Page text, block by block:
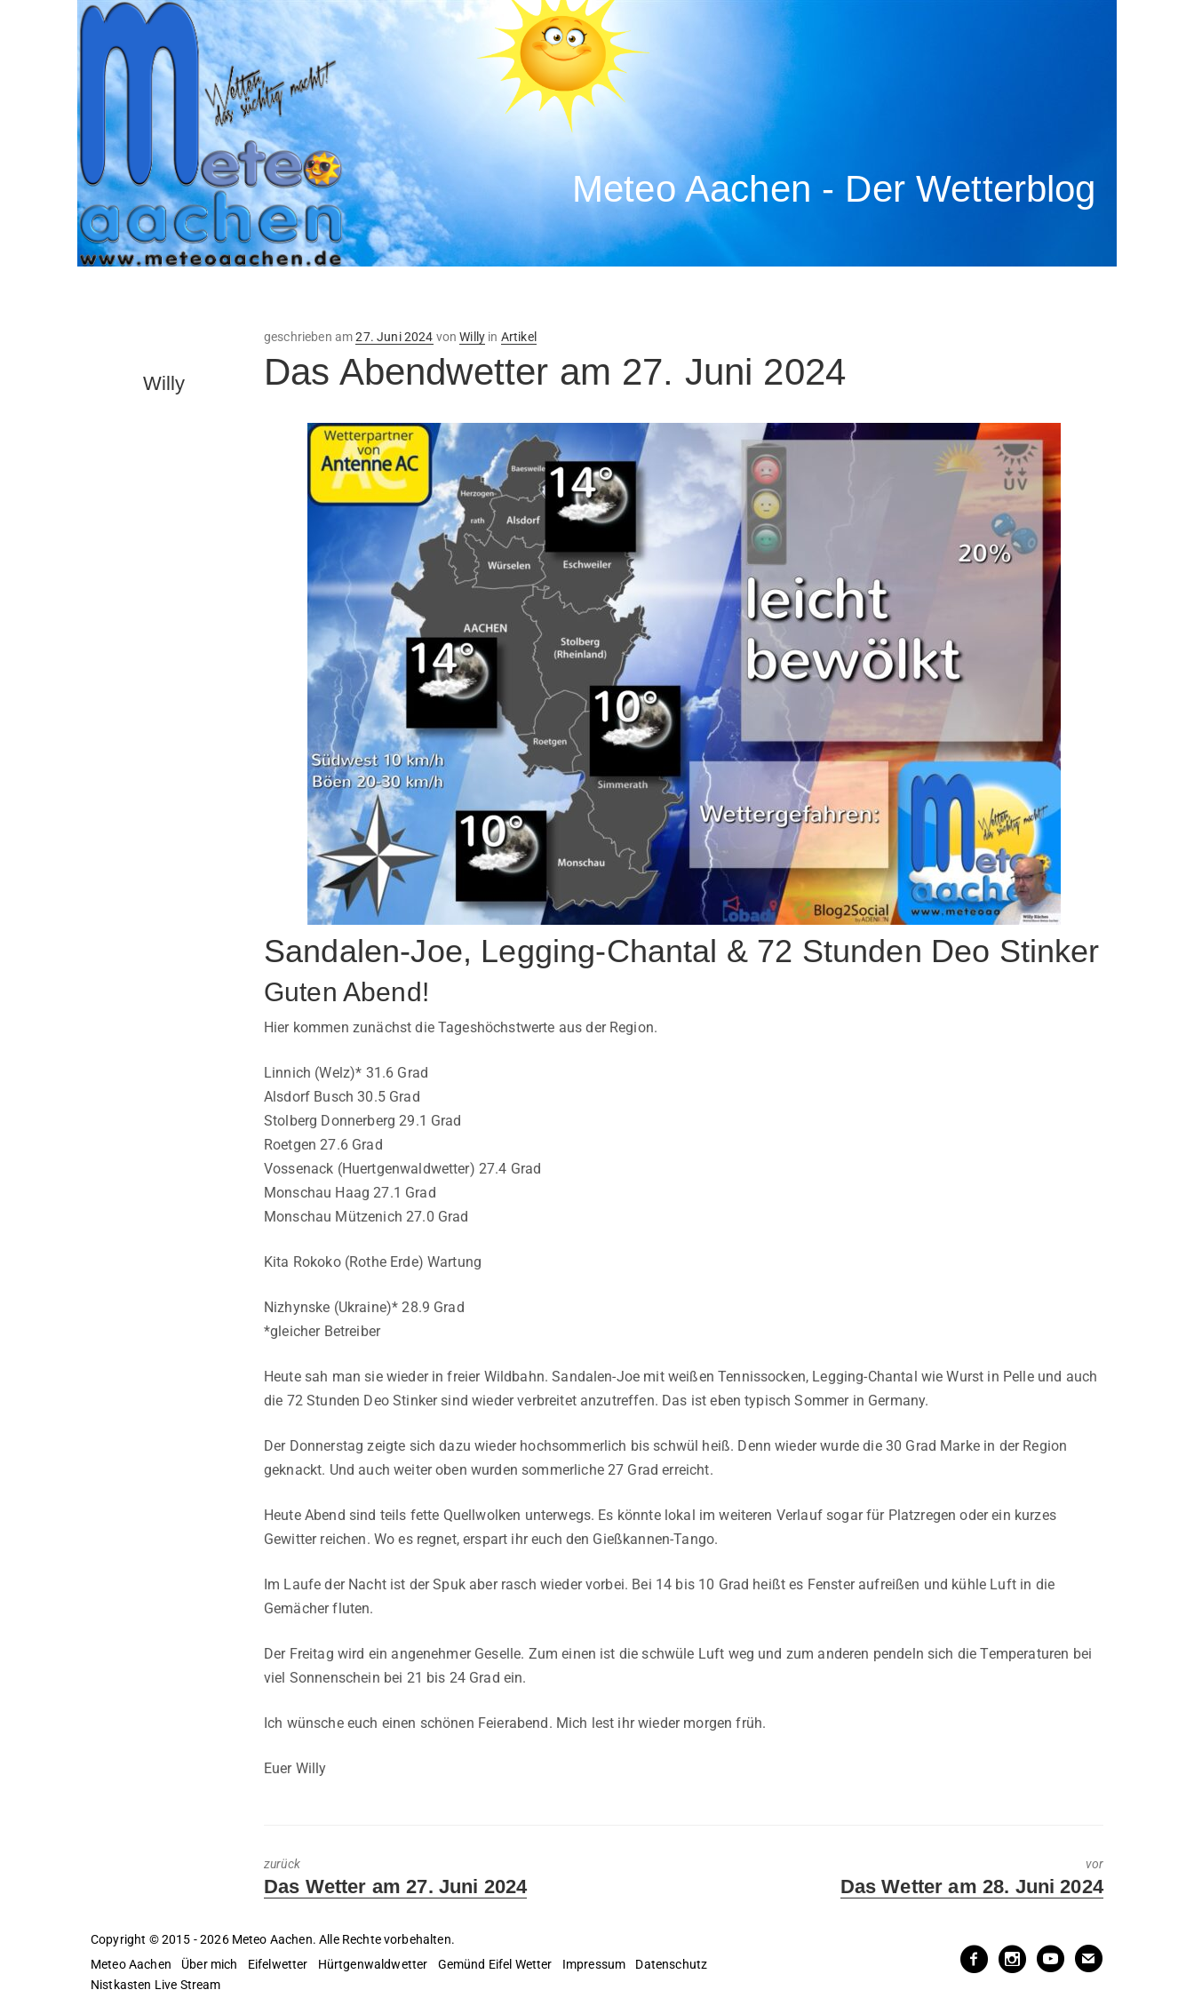
Meteo Aachen - Der Wetterblog
Willy
geschrieben amVeröffentlicht
am
27. Juni 2024 vonWilly in Artikel
Das Abendwetter am 27. Juni 2024
Sandalen-Joe, Legging-Chantal & 72 Stunden Deo Stinker
Guten Abend!
Hier kommen zunächst die Tageshöchstwerte aus der Region.
Linnich (Welz)* 31.6 Grad
Alsdorf Busch 30.5 Grad
Stolberg Donnerberg 29.1 Grad
Roetgen 27.6 Grad
Vossenack (Huertgenwaldwetter) 27.4 Grad
Monschau Haag 27.1 Grad
Monschau Mützenich 27.0 Grad
Kita Rokoko (Rothe Erde) Wartung
Nizhynske (Ukraine)* 28.9 Grad
*gleicher Betreiber
Heute sah man sie wieder in freier Wildbahn. Sandalen-Joe mit weißen Tennissocken, Legging-Chantal wie Wurst in Pelle und auch
die 72 Stunden Deo Stinker sind wieder verbreitet anzutreffen. Das ist eben typisch Sommer in Germany.
Der Donnerstag zeigte sich dazu wieder hochsommerlich bis schwül heiß. Denn wieder wurde die 30 Grad Marke in der Region
geknackt. Und auch weiter oben wurden sommerliche 27 Grad erreicht.
Heute Abend sind teils fette Quellwolken unterwegs. Es könnte lokal im weiteren Verlauf sogar für Platzregen oder ein kurzes
Gewitter reichen. Wo es regnet, erspart ihr euch den Gießkannen-Tango.
Im Laufe der Nacht ist der Spuk aber rasch wieder vorbei. Bei 14 bis 10 Grad heißt es Fenster aufreißen und kühle Luft in die
Gemächer fluten.
Der Freitag wird ein angenehmer Geselle. Zum einen ist die schwüle Luft weg und zum anderen pendeln sich die Temperaturen bei
viel Sonnenschein bei 21 bis 24 Grad ein.
Ich wünsche euch einen schönen Feierabend. Mich lest ihr wieder morgen früh.
Euer Willy
zurück
Previous
Das Wetter am 27. Juni 2024
vor
Next
Das Wetter am 28. Juni 2024
Copyright © 2015 - 2026 Meteo Aachen. Alle Rechte vorbehalten.
Meteo Aachen
Über mich Eifelwetter Hürtgenwaldwetter Gemünd Eifel Wetter Impressum
Datenschutz
Nistkasten Live Stream